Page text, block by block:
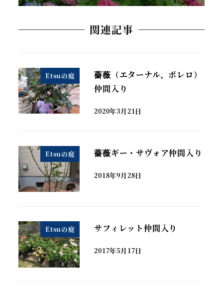
関連記事
Etsuの庭
薔薇（エターナル、ボレロ）
仲間入り
2020年3月21日
Etsuの庭 薔薇ギー・サヴォア仲間入り
2018年9月28日
Etsuの庭 サフィレット仲間入り
2017年5月17日